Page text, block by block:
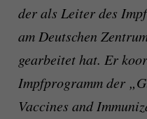
der als Leiter des
am Deutschen
gearbeitet hat. Er
Impfprogramm der
Vaccines and